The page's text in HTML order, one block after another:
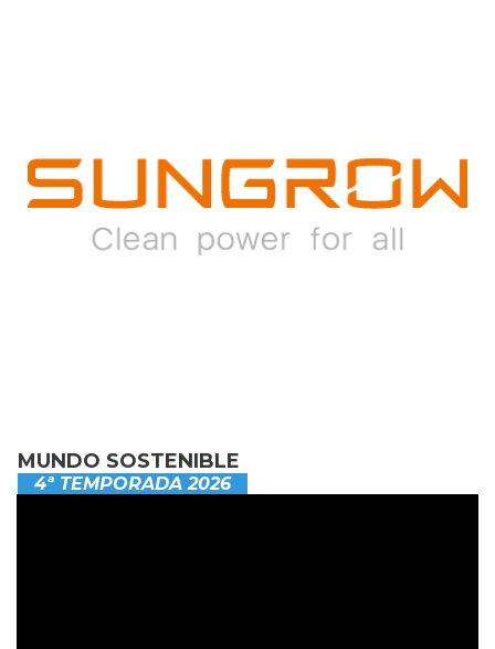
MUNDO SOSTENIBLE
4ª TEMPORADA 2026